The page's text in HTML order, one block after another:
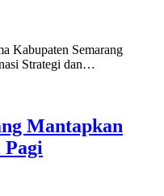
Kabupaten Semarang
Strategi dan…
Mantapkan